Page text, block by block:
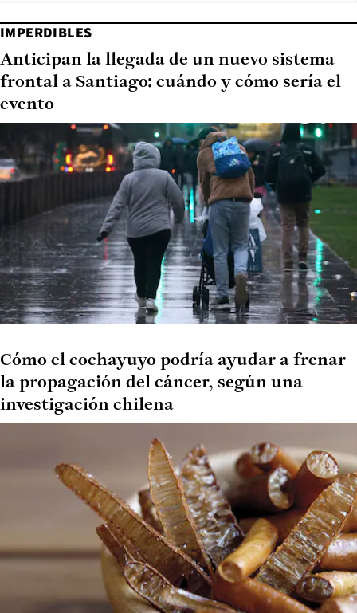
IMPERDIBLES
Anticipan la llegada de un nuevo sistema
frontal a Santiago: cuándo y cómo sería el
evento
Cómo el cochayuyo podría ayudar a frenar
la propagación del cáncer, según una
investigación chilena